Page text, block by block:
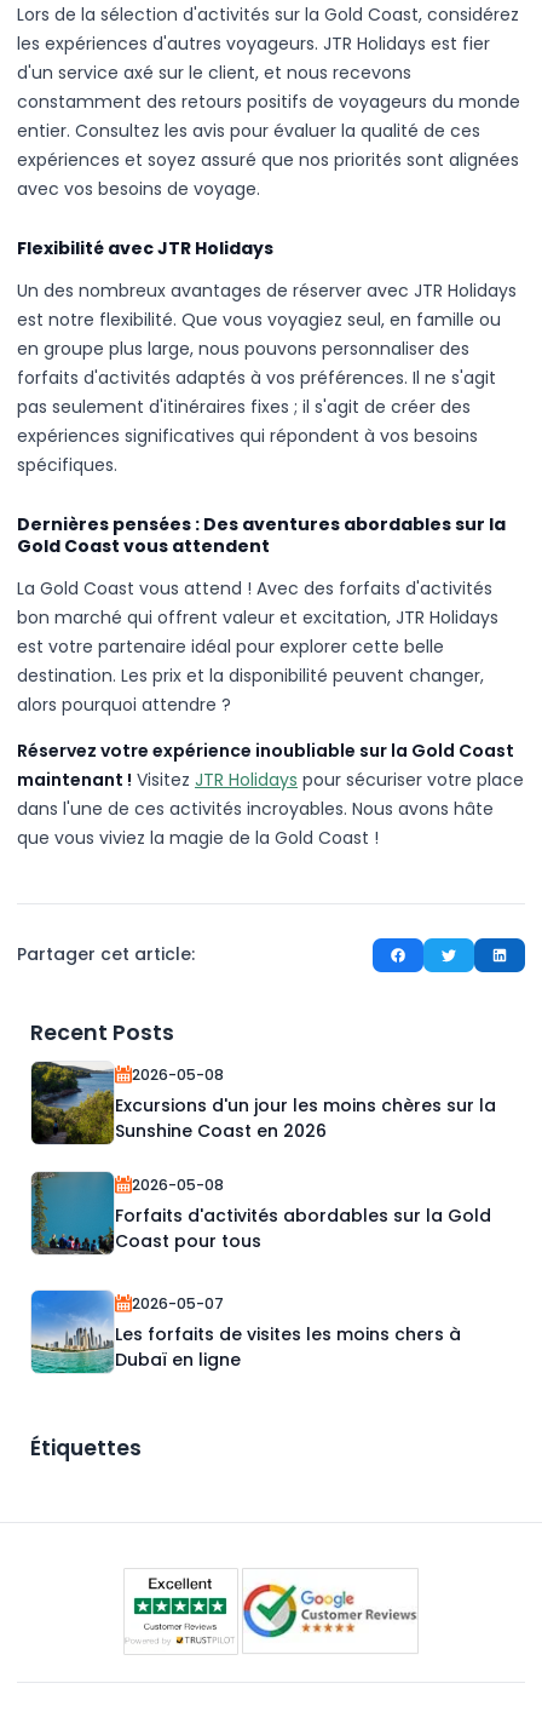
Lors de la sélection d'activités sur la Gold Coast, considérez
les expériences d'autres voyageurs. JTR Holidays est fier
d'un service axé sur le client, et nous recevons
constamment des retours positifs de voyageurs du monde
entier. Consultez les avis pour évaluer la qualité de ces
expériences et soyez assuré que nos priorités sont alignées
avec vos besoins de voyage.
Flexibilité avec JTR Holidays
Un des nombreux avantages de réserver avec JTR Holidays
est notre flexibilité. Que vous voyagiez seul, en famille ou
en groupe plus large, nous pouvons personnaliser des
forfaits d'activités adaptés à vos préférences. Il ne s'agit
pas seulement d'itinéraires fixes ; il s'agit de créer des
expériences significatives qui répondent à vos besoins
spécifiques.
Dernières pensées : Des aventures abordables sur la
Gold Coast vous attendent
La Gold Coast vous attend ! Avec des forfaits d'activités
bon marché qui offrent valeur et excitation, JTR Holidays
est votre partenaire idéal pour explorer cette belle
destination. Les prix et la disponibilité peuvent changer,
alors pourquoi attendre ?
Réservez votre expérience inoubliable sur la Gold Coast
maintenant ! Visitez JTR Holidays pour sécuriser votre place
dans l'une de ces activités incroyables. Nous avons hâte
que vous viviez la magie de la Gold Coast !
Partager cet article:
Recent Posts
2026-05-08
Excursions d'un jour les moins chères sur la
Sunshine Coast en 2026
2026-05-08
Forfaits d'activités abordables sur la Gold
Coast pour tous
2026-05-07
Les forfaits de visites les moins chers à
Dubaï en ligne
Étiquettes